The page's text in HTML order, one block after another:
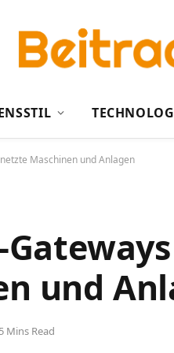
Maschinen und Anlagen
und
5 Mins Read